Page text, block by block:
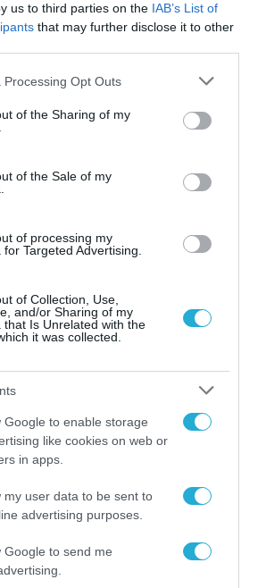
us to third parties on the IAB’s List of
that may further disclose it to other
website/app uses one or more Google
or usage behaviour. You may click to
to Google and its third-party tags to
specified purposes in below Google
Processing Opt Outs
of the Sharing of my
of the Sale of my
of processing my
Targeted Advertising.
of Collection, Use,
and/or Sharing of my
that Is Unrelated with the
it was collected.
Google to enable storage
like cookies on web or
in apps.
my user data to be sent to
advertising purposes.
Google to send me
με 19 βαλλιστικούς
των ΗΠΑ στο Κατάρ
αναχαιτιστεί - Μόνο ένας